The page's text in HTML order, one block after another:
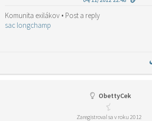
Komunita exilákov • Post a reply
sac longchamp
ObettyCek
Zaregistroval sa v roku 2012